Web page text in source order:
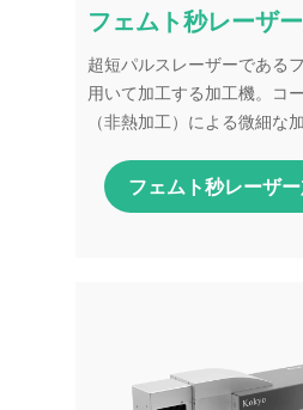
フェムト秒レーザ
超短パルスレーザーである
用いて加工する加工機。コ
（非熱加工）による微細な
フェムト秒レーザ